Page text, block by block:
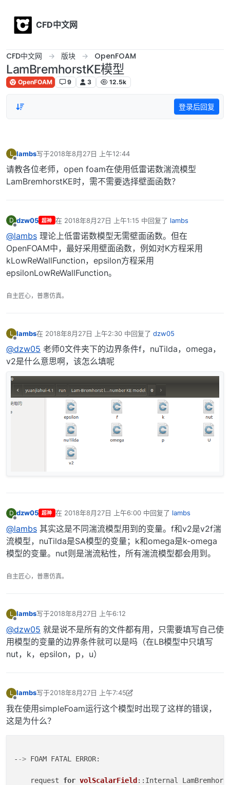
CFD中文网
CFD中文网 版块 OpenFOAM
LamBremhorstKE模型
OpenFOAM 9 3 12.5k
登录后回复
L
离线
lambs写于2018年8月27日 上午12:44
最后由 编辑
请教各位老师，open foam在使用低雷诺数湍流模型
LamBremhorstKE时，需不需要选择壁面函数？
D dzw05 超神 在 2018年8月27日 上午1:15 中回复了 lambs
最后由 编辑
@lambs 理论上低雷诺数模型无需壁面函数。但在
OpenFOAM中，最好采用壁面函数，例如对K方程采用
kLowReWallFunction，epsilon方程采用
epsilonLowReWallFunction。
自主匠心，普惠仿真。
L lambs在 2018年8月27日 上午2:30 中回复了 dzw05
最后由 编辑
@dzw05 老师0文件夹下的边界条件f，nuTilda，omega，
v2是什么意思啊，该怎么填呢
D dzw05 超神 在 2018年8月27日 上午6:00中回复了 lambs
最后由 编辑
@lambs 其实这是不同湍流模型用到的变量。f和v2是v2f湍
流模型，nuTilda是SA模型的变量；k和omega是k-omega
模型的变量。nut则是湍流粘性，所有湍流模型都会用到。
自主匠心，普惠仿真。
L lambs写于2018年8月27日 上午6:12
最后由 编辑
@dzw05 就是说不是所有的文件都有用，只需要填写自己使
用模型的变量的边界条件就可以是吗（在LB模型中只填写
nut，k，epsilon，p，u）
L lambs写于2018年8月27日 上午7:45
最后由 李东岳 编辑2018年8月27日 下午4:29
我在使用simpleFoam运行这个模型时出现了这样的错误，
这是为什么？
- -> FOAM FATAL ERROR:
    request
for volScalarField ::Internal